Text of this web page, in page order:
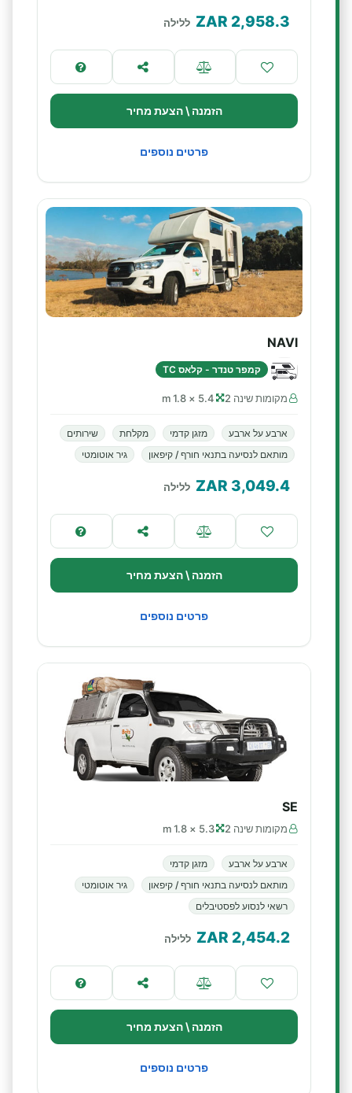
2,958.3
ZAR ללילה
הזמנה \ הצעת מחיר
פרטים נוספים
NAVI
קמפר טנדר - קלאס TC
מקומות שינה 2 5.4 × 1.8 m
ארבע על ארבע מזגן קדמי מקלחת
שירותים
מותאם לנסיעה בתנאי חורף / קיפאון
גיר אוטומטי
3,049.4
ZAR ללילה
הזמנה \ הצעת מחיר
פרטים נוספים
SE
מקומות שינה 2 5.3 × 1.8 m
ארבע על ארבע
מזגן קדמי
מותאם לנסיעה בתנאי חורף / קיפאון
גיר אוטומטי
רשאי לנסוע לפסטיבלים
2,454.2
ZAR ללילה
הזמנה \ הצעת מחיר
פרטים נוספים